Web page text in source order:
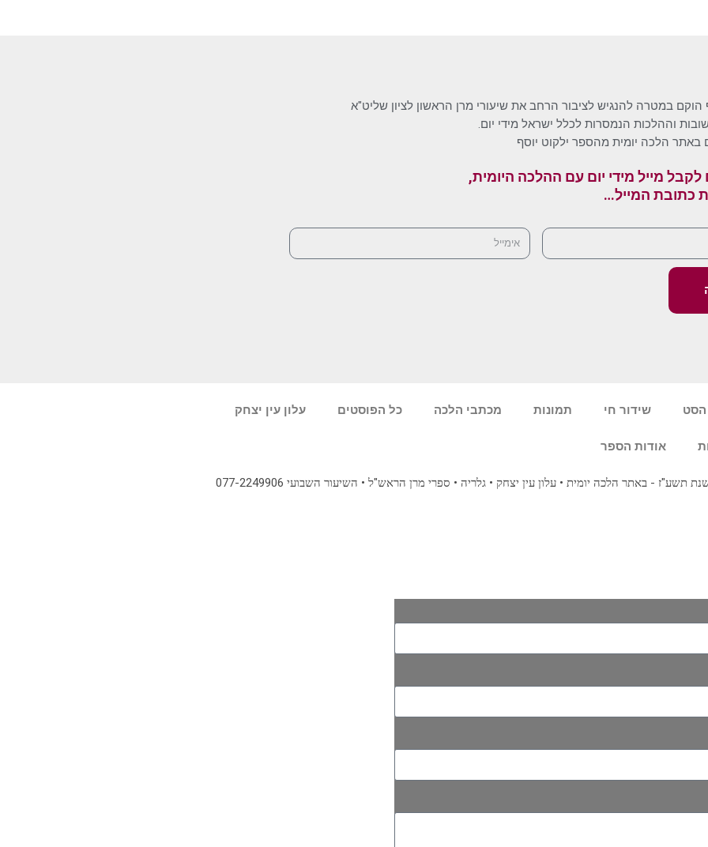
הוקם במטרה להנגיש לציבור הרחב את שיעורי מרן הראשון לציון שליט"א
וההלכות הנמסרות לכלל ישראל מידי יום.
באתר הלכה יומית מהספר ילקוט יוסף
מייל מידי יום עם ההלכה היומית,
כתובת המייל…
הסט שידור חי תמונות מכתבי הלכה כל הפוסטים עלון עין יצחק
אודות הספר